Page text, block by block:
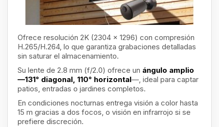
Ofrece resolución 2K (2304 × 1296) con compresión
H.265/H.264, lo que garantiza grabaciones detalladas
sin saturar el almacenamiento.
Su lente de 2.8 mm (f/2.0) ofrece un ángulo amplio
—131° diagonal, 110° horizontal—, ideal para captar
patios, entradas o jardines completos.
En condiciones nocturnas entrega visión a color hasta
15 m gracias a dos focos, o visión en infrarrojo si se
prefiere discreción.